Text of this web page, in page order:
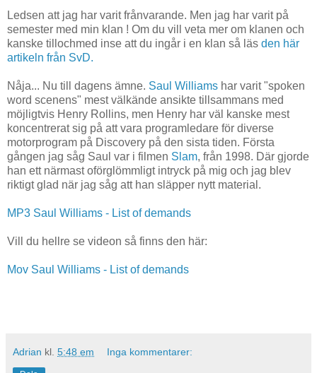
Ledsen att jag har varit frånvarande. Men jag har varit på
semester med min klan ! Om du vill veta mer om klanen och
kanske tillochmed inse att du ingår i en klan så läs den här
artikeln från SvD.
Nåja... Nu till dagens ämne. Saul Williams har varit "spoken
word scenens" mest välkände ansikte tillsammans med
möjligtvis Henry Rollins, men Henry har väl kanske mest
koncentrerat sig på att vara programledare för diverse
motorprogram på Discovery på den sista tiden. Första
gången jag såg Saul var i filmen Slam, från 1998. Där gjorde
han ett närmast oförglömmligt intryck på mig och jag blev
riktigt glad när jag såg att han släpper nytt material.
MP3 Saul Williams - List of demands
Vill du hellre se videon så finns den här:
Mov Saul Williams - List of demands
Adrian kl. 5:48 em Inga kommentarer: